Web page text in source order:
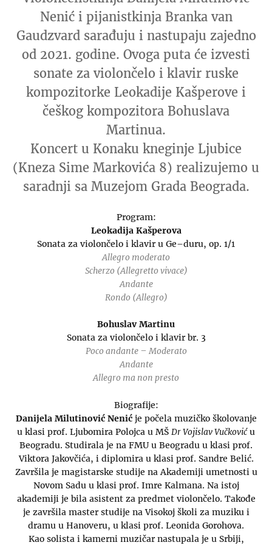
Nenić i pijanistkinja Branka van
Gaudzvard sarađuju i nastupaju zajedno
od 2021. godine. Ovoga puta će izvesti
sonate za violončelo i klavir ruske
kompozitorke Leokadije Kašperove i
češkog kompozitora Bohuslava
Martinua.
Koncert u Konaku kneginje Ljubice
(Kneza Sime Markovića 8) realizujemo u
saradnji sa Muzejom Grada Beograda.
Program:
Leokadija Kašperova
Sonata za violončelo i klavir u Ge–duru, op. 1/1
Allegro moderato
Scherzo (Allegretto vivace)
Andante
Rondo (Allegro)
Bohuslav Martinu
Sonata za violončelo i klavir br. 3
Poco andante – Moderato
Andante
Allegro ma non presto
Biografije:
Danijela Milutinović Nenićje počela muzičko školovanje
u klasi prof. Ljubomira Polojca u MŠ Dr Vojislav Vučkoviću
Beogradu. Studirala je na FMU u Beogradu u klasi prof.
Viktora Jakovčića, i diplomira u klasi prof. Sandre Belić.
Završila je magistarske studije na Akademiji umetnosti u
Novom Sadu u klasi prof. Imre Kalmana. Na istoj
akademiji je bila asistent za predmet violončelo. Takođe
je završila master studije na Visokoj školi za muziku i
dramu u Hanoveru, u klasi prof. Leonida Gorohova.
Kao solista i kamerni muzičar nastupala je u Srbiji,